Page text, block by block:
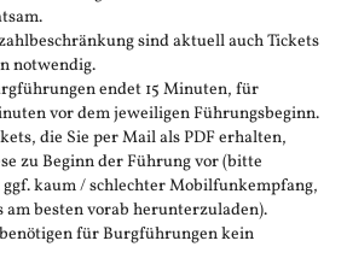
sind aktuell auch Tickets
notwendig.
endet 15 Minuten, für
vor dem jeweiligen Führungsbeginn.
die Sie per Mail als PDF erhalten,
zu Beginn der Führung vor (bitte
kaum / schlechter Mobilfunkempfang,
besten vorab herunterzuladen).
für Burgführungen kein